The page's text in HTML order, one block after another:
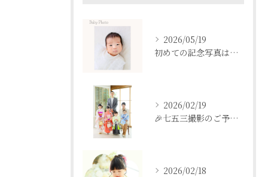
2026/05/19
初めての記念写真はは、DEAR STUDIOで。
2026/02/19
🎉七五三撮影のご予約をご検討中の方へ🎉
2026/02/18